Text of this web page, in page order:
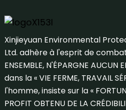
Xinjieyuan Environmental
Ltd. adhère à l'esprit de combat
ENSEMBLE, N'ÉPARGNE
dans la « VIE FERME, TRAVAIL
l'homme, insiste sur la «
PROFIT OBTENU DE LA